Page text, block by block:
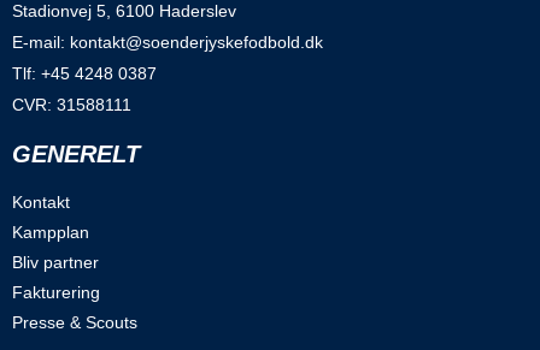
Stadionvej 5, 6100 Haderslev
E-mail: kontakt@soenderjyskefodbold.dk
Tlf: +45 4248 0387
CVR: 31588111
GENERELT
Kontakt
Kampplan
Bliv partner
Fakturering
Presse & Scouts